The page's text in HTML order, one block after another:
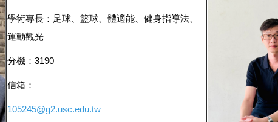
學術專長：足球、籃球、體適能、健身指導法、
運動觀光
分機：3190
信箱：
105245@g2.usc.edu.tw